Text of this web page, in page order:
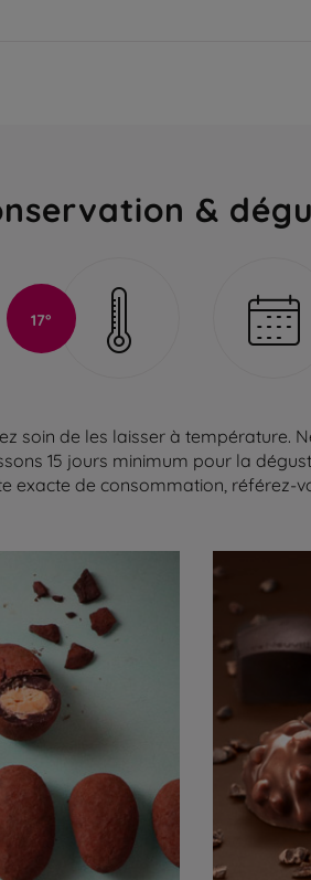
&
17°
soin de les laisser à température.
15 jours minimum pour la
exacte de consommation, référez-